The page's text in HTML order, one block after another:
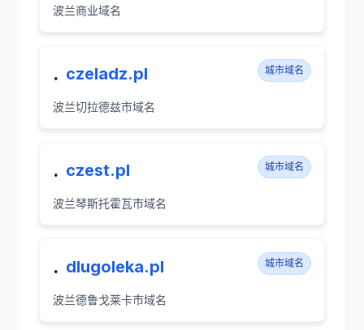
波兰商业域名
. czeladz.pl 城市域名
波兰切拉德兹市域名
. czest.pl 城市域名
波兰琴斯托霍瓦市域名
. dlugoleka.pl 城市域名
波兰德鲁戈莱卡市域名